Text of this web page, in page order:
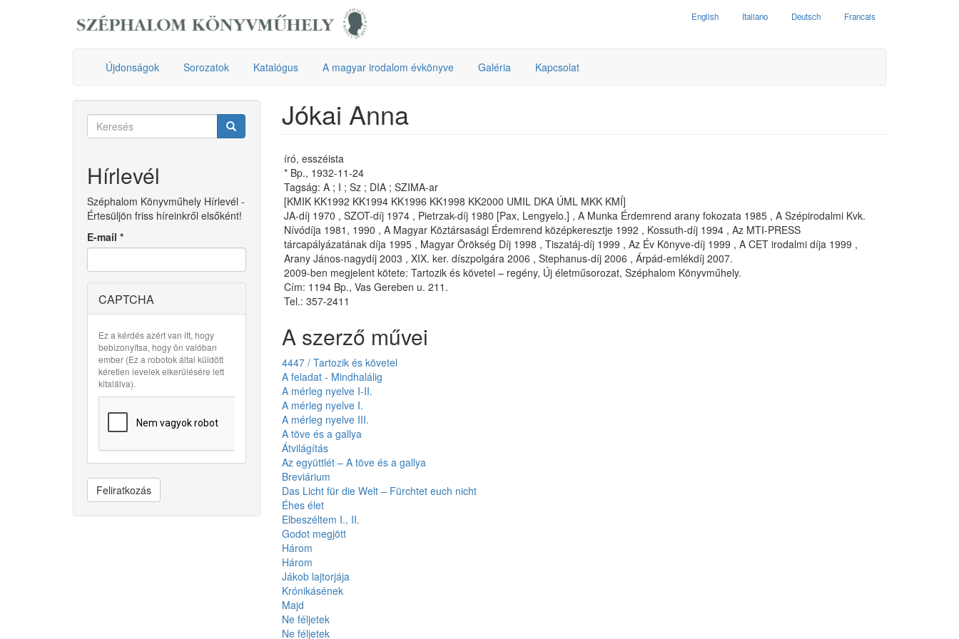
English Italiano Deutsch Francais
Újdonságok Sorozatok Katalógus A magyar irodalom évkönyve Galéria Kapcsolat
Keresés
Hírlevél
Széphalom Könyvműhely Hírlevél -
Értesüljön friss híreinkről elsőként!
E-mail *
CAPTCHA
Ez a kérdés azért van itt, hogy
bebizonyítsa, hogy ön valóban
ember (Ez a robotok által küldött
kéretlen levelek elkerülésére lett
kitalálva).
Feliratkozás
Jókai Anna
író, esszéista
* Bp., 1932-11-24
Tagság: A ; I ; Sz ; DIA ; SZIMA-ar
[KMIK KK1992 KK1994 KK1996 KK1998 KK2000 UMIL DKA ÚML MKK KMÍ]
JA-díj 1970 , SZOT-díj 1974 , Pietrzak-díj 1980 [Pax, Lengyelo.] , A Munka Érdemrend arany fokozata 1985 , A Szépirodalmi Kvk.
Nívódíja 1981, 1990 , A Magyar Köztársasági Érdemrend középkeresztje 1992 , Kossuth-díj 1994 , Az MTI-PRESS
tárcapályázatának díja 1995 , Magyar Örökség Díj 1998 , Tiszatáj-díj 1999 , Az Év Könyve-díj 1999 , A CET irodalmi díja 1999 ,
Arany János-nagydíj 2003 , XIX. ker. díszpolgára 2006 , Stephanus-díj 2006 , Árpád-emlékdíj 2007.
2009-ben megjelent kötete: Tartozik és követel – regény, Új életműsorozat, Széphalom Könyvműhely.
Cím: 1194 Bp., Vas Gereben u. 211.
Tel.: 357-2411
A szerző művei
4447 / Tartozik és követel
A feladat - Mindhalálig
A mérleg nyelve I-II.
A mérleg nyelve I.
A mérleg nyelve III.
A töve és a gallya
Átvilágítás
Az együttlét – A töve és a gallya
Breviárium
Das Licht für die Welt – Fürchtet euch nicht
Éhes élet
Elbeszéltem I., II.
Godot megjött
Három
Három
Jákob lajtorjája
Krónikásének
Majd
Ne féljetek
Ne féljetek